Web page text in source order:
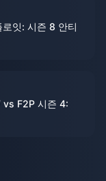
잇: 시즌 8 안티
vs F2P 시즌 4: